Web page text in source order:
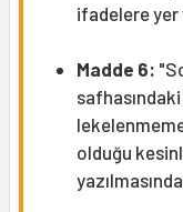
ifadelere
Madde 6:
olduğu